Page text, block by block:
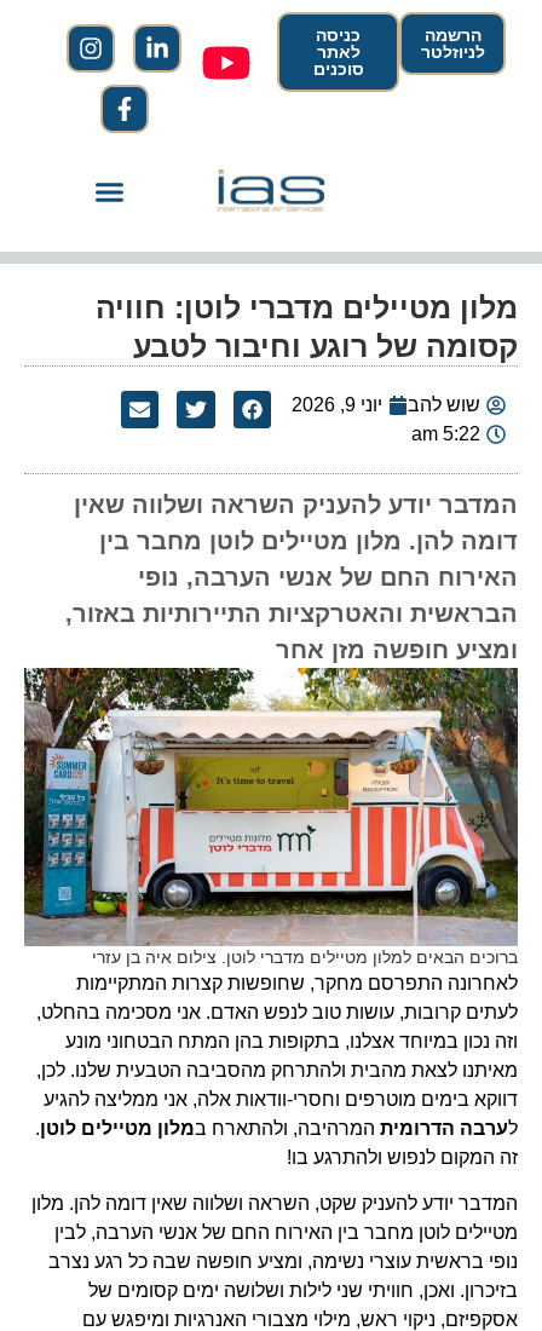
הרשמה
לניוזלטר
כניסה
לאתר
סוכנים
מלון מטיילים מדברי לוטן: חוויה
קסומה של רוגע וחיבור לטבע
שוש להב
יוני 9, 2026
5:22 am
המדבר יודע להעניק השראה ושלווה שאין
דומה להן. מלון מטיילים לוטן מחבר בין
האירוח החם של אנשי הערבה, נופי
הבראשית והאטרקציות התיירותיות באזור,
ומציע חופשה מזן אחר
ברוכים הבאים למלון מטיילים מדברי לוטן. צילום איה בן עזרי
לאחרונה התפרסם מחקר, שחופשות קצרות המתקיימות
לעתים קרובות, עושות טוב לנפש האדם. אני מסכימה בהחלט,
וזה נכון במיוחד אצלנו, בתקופות בהן המתח הבטחוני מונע
מאיתנו לצאת מהבית ולהתרחק מהסביבה הטבעית שלנו. לכן,
דווקא בימים מוטרפים וחסרי-וודאות אלה, אני ממליצה להגיע
ערבה הדרומיתהמרהיבה, ולהתארח במלון מטיילים לוטן.
זה המקום לנפוש ולהתרגע בו!
המדבר יודע להעניק שקט, השראה ושלווה שאין דומה להן. מלון
מטיילים לוטן מחבר בין האירוח החם של אנשי הערבה, לבין
נופי בראשית עוצרי נשימה, ומציע חופשה שבה כל רגע נצרב
בזיכרון. ואכן, חוויתי שני לילות ושלושה ימים קסומים של
אסקפיזם, ניקוי ראש, מילוי מצבורי האנרגיות ומיפגש עם